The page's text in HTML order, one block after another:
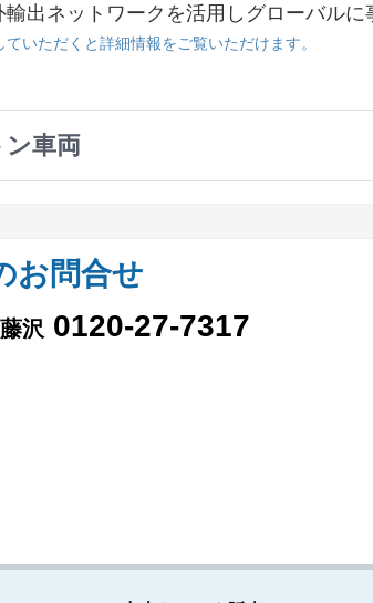
出ネットワークを活用しグローバルに
いただくと詳細情報をご覧いただけます。
ン車両
お問合せ
沢 0120-27-7317